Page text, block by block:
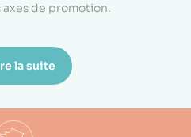
axes de promotion.
la suite